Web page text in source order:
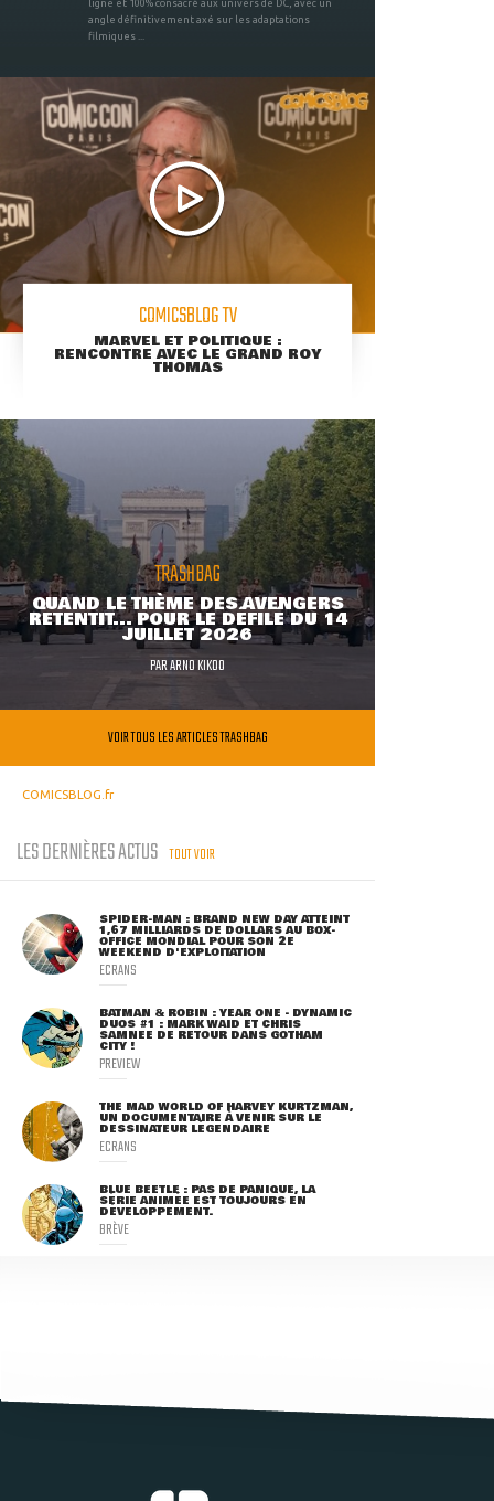
angle définitivement axé sur les adaptations
filmiques ...
COMICSBLOG TV
MARVEL ET POLITIQUE :
RENCONTRE AVEC LE GRAND ROY
THOMAS
TRASHBAG
QUAND LE THÈME DES AVENGERS
RETENTIT... POUR LE DÉFILÉ DU 14
JUILLET 2026
PARARNO KIKOO
VOIR TOUS LES ARTICLES TRASHBAG
COMICSBLOG.fr
LES DERNIÈRES ACTUS TOUT VOIR
SPIDER-MAN : BRAND NEW DAY ATTEINT
1,67 MILLIARDS DE DOLLARS AU BOX-
OFFICE MONDIAL POUR SON 2E
WEEKEND D'EXPLOITATION
ECRANS
BATMAN & ROBIN : YEAR ONE - DYNAMIC
DUOS #1 : MARK WAID ET CHRIS
SAMNEE DE RETOUR DANS GOTHAM
CITY !
PREVIEW
THE MAD WORLD OF HARVEY KURTZMAN,
UN DOCUMENTAIRE À VENIR SUR LE
DESSINATEUR LÉGENDAIRE
ECRANS
BLUE BEETLE : PAS DE PANIQUE, LA
SÉRIE ANIMÉE EST TOUJOURS EN
DÉVELOPPEMENT.
BRÈVE